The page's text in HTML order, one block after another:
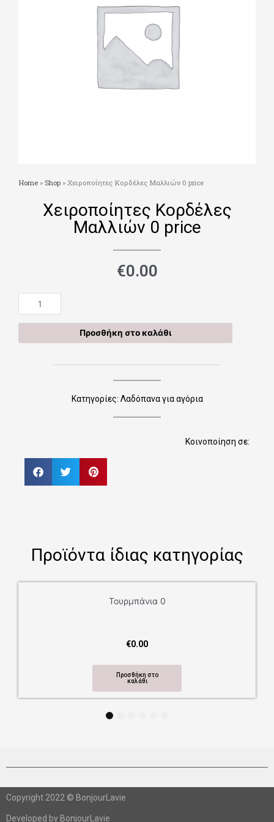
Home » Shop » Χειροποίητες Κορδέλες Μαλλιών 0 price
Χειροποίητες Κορδέλες
Μαλλιών 0 price
€0.00
Χειροποίητες
Κορδέλες
Μαλλιών
ποσότητα
Προσθήκη στο καλάθι
Κατηγορίες: Λαδόπανα για αγόρια
Κοινοποίηση σε:
Προϊόντα ίδιας κατηγορίας
Τουρμπάνια 0
€0.00
Προσθήκη στο
καλάθι
4
Copyright 2022 © BonjourLavie
Developed by BonjourLavie